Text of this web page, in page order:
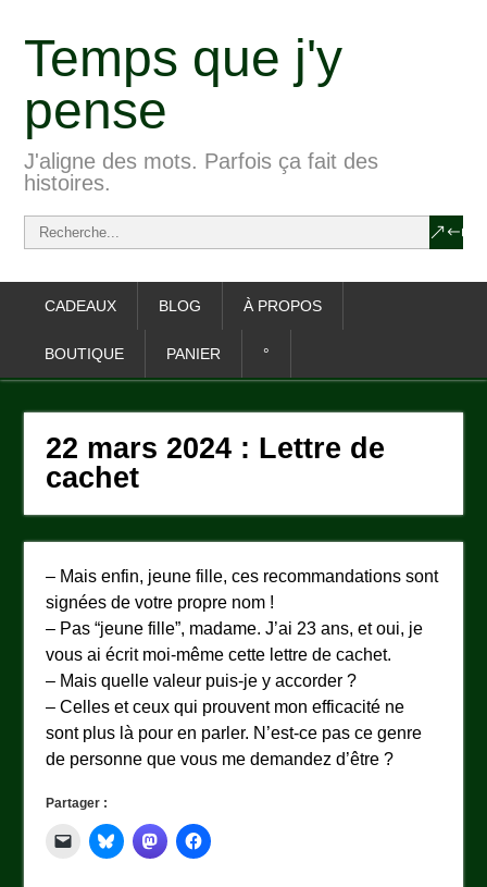
Temps que j'y
pense
J'aligne des mots. Parfois ça fait des
histoires.
CADEAUX BLOG À PROPOS
BOUTIQUE PANIER °
22 mars 2024 : Lettre de
cachet
– Mais enfin, jeune fille, ces recommandations sont
signées de votre propre nom !
– Pas “jeune fille”, madame. J’ai 23 ans, et oui, je
vous ai écrit moi-même cette lettre de cachet.
– Mais quelle valeur puis-je y accorder ?
– Celles et ceux qui prouvent mon efficacité ne
sont plus là pour en parler. N’est-ce pas ce genre
de personne que vous me demandez d’être ?
Partager :